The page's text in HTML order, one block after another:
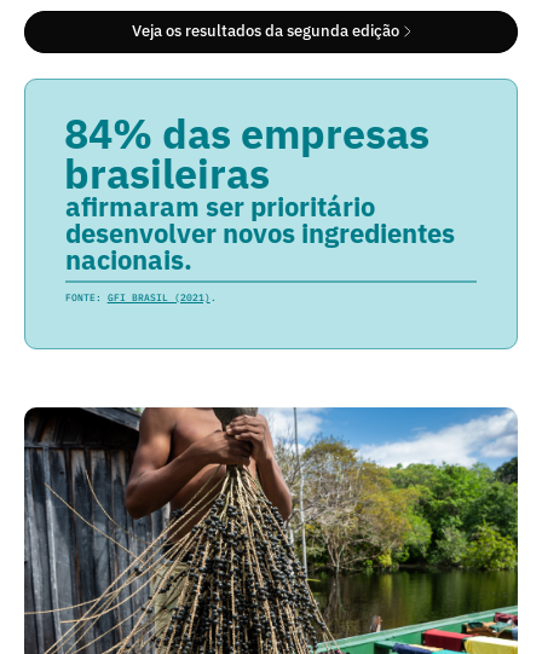
Veja os resultados da segunda edição
84% das empresas
brasileiras
afirmaram ser prioritário
desenvolver novos ingredientes
nacionais.
FONTE: GFI BRASIL (2021) .